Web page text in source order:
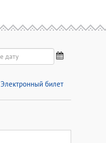
Электронный билет